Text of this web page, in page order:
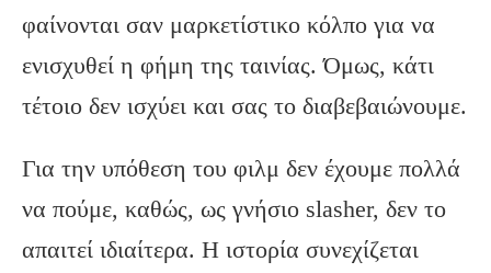
φαίνονται σαν μαρκετίστικο κόλπο για να
ενισχυθεί η φήμη της ταινίας. Όμως, κάτι
τέτοιο δεν ισχύει και σας το διαβεβαιώνουμε.
Για την υπόθεση του φιλμ δεν έχουμε πολλά
να πούμε, καθώς, ως γνήσιο slasher, δεν το
απαιτεί ιδιαίτερα. Η ιστορία συνεχίζεται